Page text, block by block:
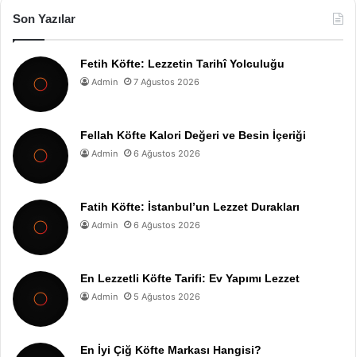
Son Yazılar
Fetih Köfte: Lezzetin Tarihî Yolculuğu
Admin 7 Ağustos 2026
Fellah Köfte Kalori Değeri ve Besin İçeriği
Admin 6 Ağustos 2026
Fatih Köfte: İstanbul’un Lezzet Durakları
Admin 6 Ağustos 2026
En Lezzetli Köfte Tarifi: Ev Yapımı Lezzet
Admin 5 Ağustos 2026
En İyi Çiğ Köfte Markası Hangisi?